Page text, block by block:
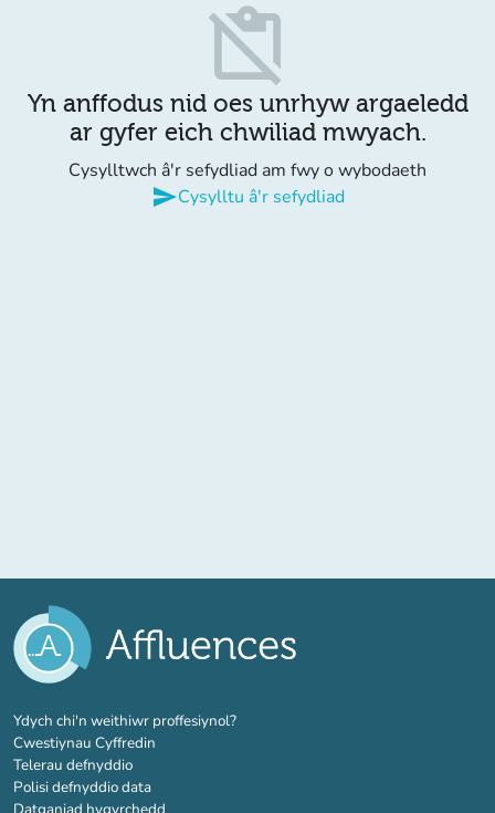
content_paste_off
Yn anffodus nid oes unrhyw argaeledd
ar gyfer eich chwiliad mwyach.
Cysylltwch â'r sefydliad am fwy o wybodaeth
sendCysylltu â'r sefydliad
Ydych chi'n weithiwr proffesiynol?(tab newydd)
Cwestiynau Cyffredin
Telerau defnyddio
Polisi defnyddio data